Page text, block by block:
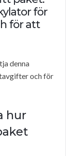
för
för att
denna
och för
hur